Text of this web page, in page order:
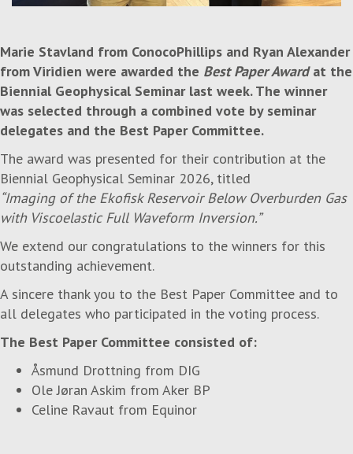
Marie Stavland from ConocoPhillips and Ryan Alexander
fromViridien were awarded the Best Paper Awardat the
Biennial Geophysical Seminar last week. The winner
was selected through a combined vote by seminar
delegates and the Best Paper Committee.
The award was presented for their contribution at the
Biennial Geophysical Seminar 2026, titled
“Imaging of the Ekofisk Reservoir Below Overburden Gas
with Viscoelastic Full Waveform Inversion.”
We extend our congratulations to the winners for this
outstanding achievement.
A sincere thank you to the Best Paper Committee and to
all delegates who participated in the voting process.
The Best Paper Committee consisted of:
Åsmund Drottning from DIG
Ole Jøran Askim from Aker BP
Celine Ravaut from Equinor